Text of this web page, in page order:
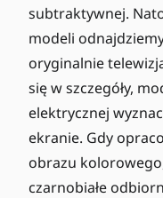
subtraktywnej.
modeli
oryginalnie
się w szczegóły,
elektrycznej
ekranie. Gdy
obrazu
czarnobiałe